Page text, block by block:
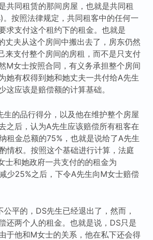
共同租赁的那间房屋，也就是共同租
按照法律规定，共同租客中的任何一
求支付这个租约下的租金。也就是
丈夫从这个房间中搬出去了，房东仍然
来支付整个房间的房租，而不是只支付
M女士按照合同，有义务承担整个房间
她有权得到她和她丈夫一共付给A先生
这应该是赔偿额的计算基础。
生的品行得分，以及他在维护整个房屋
之后，认为A先生应该赔偿所有租客在
租金总额的75%，也就是说给了A先生
情权。按照这个基础进行计算，法庭
士和她政府一共支付的的租金为
少25%之后，下令A先生向M女士赔偿
公平的，DS先生已经退出了，然而，
还两个人的租金。也就是说，DS只是
于他和M女士的关系，他在私下还会得